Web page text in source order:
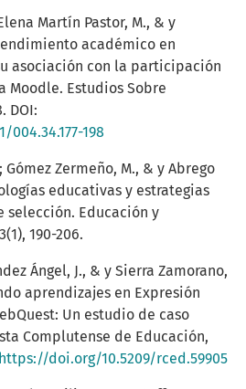
Martín Pastor, M., & y
académico en
asociación con la participación
Estudios Sobre
DOI:
198
Gómez Zermeño, M., & y Abrego
educativas y estrategias
Educación y
190-206.
Ángel, J., & y Sierra Zamorano,
aprendizajes en Expresión
Un estudio de caso
Complutense de Educación,
https://doi.org/10.5209/rced.59905